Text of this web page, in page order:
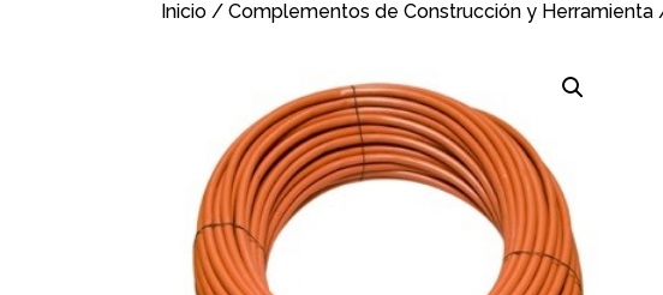
Inicio /Complementos de Construcción y Herramienta